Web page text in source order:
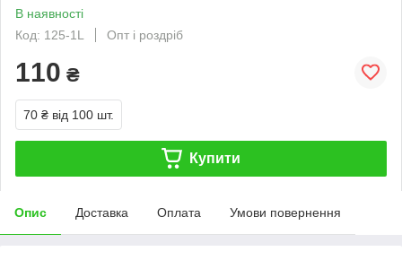
В наявності
Код: 125-1L
Опт і роздріб
110 ₴
70 ₴ від 100 шт.
Купити
Опис Доставка Оплата Умови повернення